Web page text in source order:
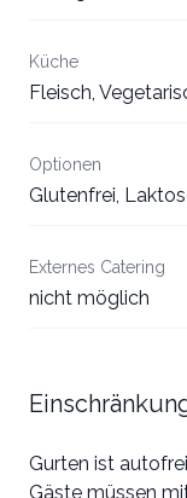
Küche
Fleisch,
Optionen
Glutenfrei,
Externes Catering
nicht möglich
Gurten ist autofrei
Gäste müssen